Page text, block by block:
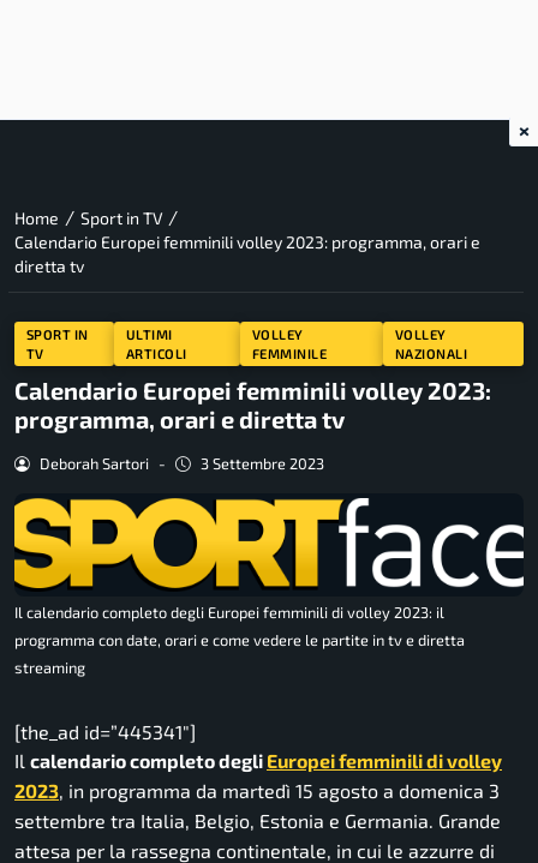
Home / Sport in TV /
Calendario Europei femminili volley 2023: programma, orari e
diretta tv
SPORT IN
TV
ULTIMI
ARTICOLI
VOLLEY
FEMMINILE
VOLLEY
NAZIONALI
Calendario Europei femminili volley 2023:
programma, orari e diretta tv
Deborah Sartori - 3 Settembre 2023
Il calendario completo degli Europei femminili di volley 2023: il
programma con date, orari e come vedere le partite in tv e diretta
streaming
[the_ad id=”445341″]
Il calendario completo degli Europei femminili di volley
2023 , in programma da martedì 15 agosto a domenica 3
settembre tra Italia, Belgio, Estonia e Germania. Grande
attesa per la rassegna continentale, in cui le azzurre di
×